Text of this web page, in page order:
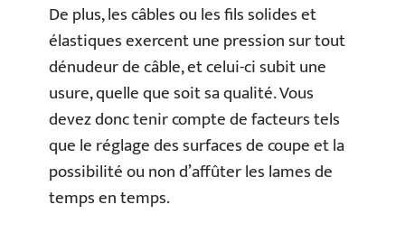
De plus, les câbles ou les fils solides et
élastiques exercent une pression sur tout
dénudeur de câble, et celui-ci subit une
usure, quelle que soit sa qualité. Vous
devez donc tenir compte de facteurs tels
que le réglage des surfaces de coupe et la
possibilité ou non d’affûter les lames de
temps en temps.